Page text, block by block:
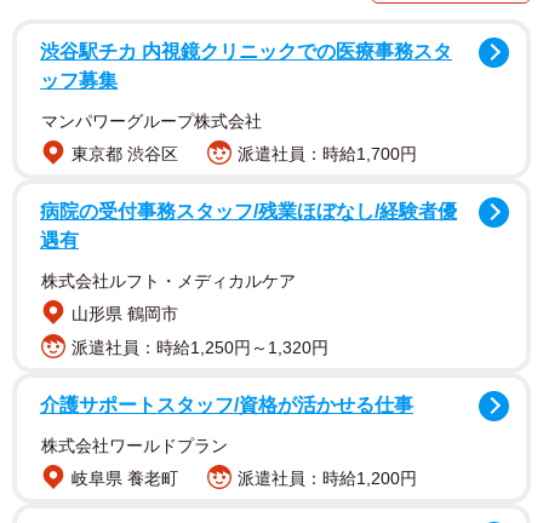
この事件はメディアで流れた映像によってその悪質さが
拡散し、道路交通法に「あおり運転（妨害運転）罪」が新
設される契機の1つとなった。だが、世論に反して、判決に
は執行猶予が付いた。
裁判長は起訴された3件のあおり行為について「運転を妨
害されたと感じ、やり返そうという動機は自己中心的で身
勝手」としたが、実刑にした場合、同種事案と比べて量刑
渋谷駅チカ 内視鏡クリニックでの医療事務スタ
ッフ募集
マンパワーグループ株式会社
東京都 渋谷区
派遣社員：時給1,700円
病院の受付事務スタッフ/残業ほぼなし/経験者優
遇有
株式会社ルフト・メディカルケア
山形県 鶴岡市
派遣社員：時給1,250円～1,320円
介護サポートスタッフ/資格が活かせる仕事
株式会社ワールドプラン
岐阜県 養老町
派遣社員：時給1,200円